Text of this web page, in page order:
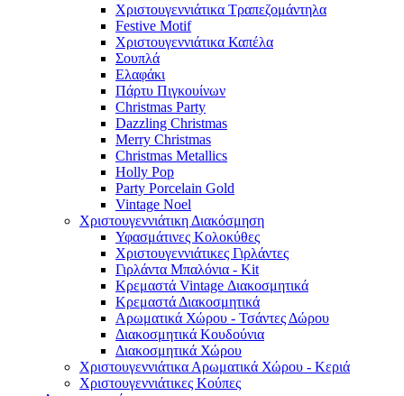
Χριστουγεννιάτικα Τραπεζομάντηλα
Festive Motif
Χριστουγεννιάτικα Καπέλα
Σουπλά
Ελαφάκι
Πάρτυ Πιγκουίνων
Christmas Party
Dazzling Christmas
Merry Christmas
Christmas Metallics
Holly Pop
Party Porcelain Gold
Vintage Noel
Χριστουγεννιάτικη Διακόσμηση
Υφασμάτινες Κολοκύθες
Χριστουγεννιάτικες Γιρλάντες
Γιρλάντα Μπαλόνια - Kit
Κρεμαστά Vintage Διακοσμητικά
Κρεμαστά Διακοσμητικά
Αρωματικά Χώρου - Τσάντες Δώρου
Διακοσμητικά Κουδούνια
Διακοσμητικά Χώρου
Χριστουγεννιάτικα Αρωματικά Χώρου - Κεριά
Χριστουγεννιάτικες Κούπες